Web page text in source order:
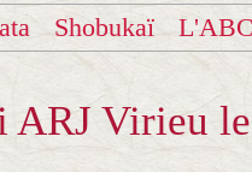
Shobukaï
ARJ Virieu